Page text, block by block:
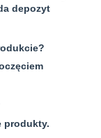
depozyt
produkty.